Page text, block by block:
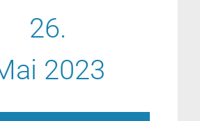
26.
2023